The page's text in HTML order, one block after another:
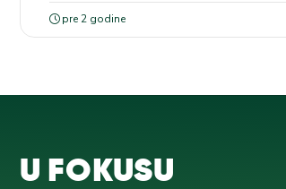
je 1.60. U pitanju je...
pre 2 godine
U FOKUSU